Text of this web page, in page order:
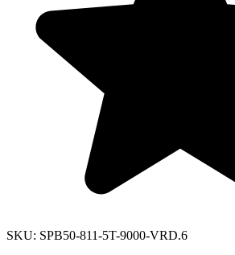
SKU: SPB50-811-5T-9000-VRD.6